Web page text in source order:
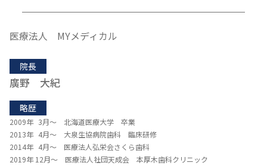
医療法人 MYメディカル
院長
廣野 大紀
略歴
2009年 3月～ 北海道医療大学 卒業
2013年 4月～ 大泉生協病院歯科 臨床研修
2014年 4月～ 医療法人弘栄会さくら歯科
2019年 12月～ 医療法人社団天成会 本厚木歯科クリニック